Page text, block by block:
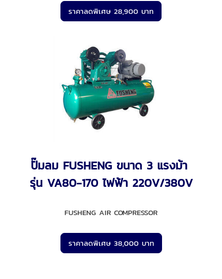
ราคาลดพิเศษ 28,900 บาท
ปั๊มลม FUSHENG ขนาด 3 แรงม้า
รุ่น VA80-170 ไฟฟ้า 220V/380V
FUSHENG AIR COMPRESSOR
ราคาลดพิเศษ 38,000 บาท